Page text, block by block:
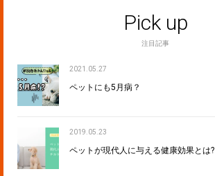
Pick up
注目記事
2021.05.27
ペットにも5月病？
2019.05.23
ペットが現代人に与える健康効果とは?